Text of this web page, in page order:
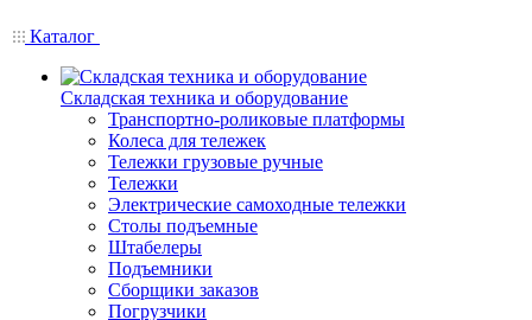
Каталог
Складская техника и оборудование
Транспортно-роликовые платформы
Колеса для тележек
Тележки грузовые ручные
Тележки
Электрические самоходные тележки
Столы подъемные
Штабелеры
Подъемники
Сборщики заказов
Погрузчики